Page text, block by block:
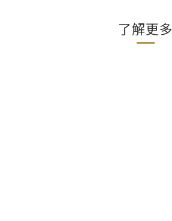
了解更多